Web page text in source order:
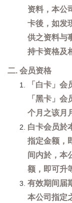
资料，本公
卡後，如发
供之资料与
持卡资格及
二. 会员资格
「白卡」
「黑卡」
个月之该月
白卡会员於
指定金额，
间内於，本
额，即可升
有效期间届
本公司指定